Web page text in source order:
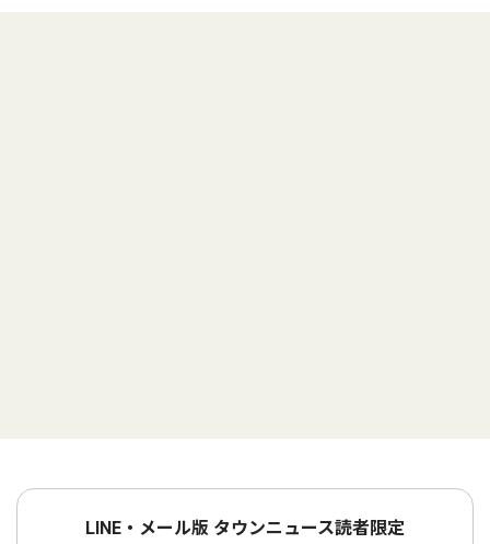
LINE・メール版 タウンニュース読者限定